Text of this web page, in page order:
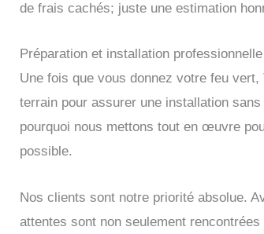
de frais cachés; juste une estimation
Préparation et installation professionnelle
Une fois que vous donnez votre feu
terrain pour assurer une installation
pourquoi nous mettons tout en œuvre
possible.
Nos clients sont notre priorité absolue.
attentes sont non seulement